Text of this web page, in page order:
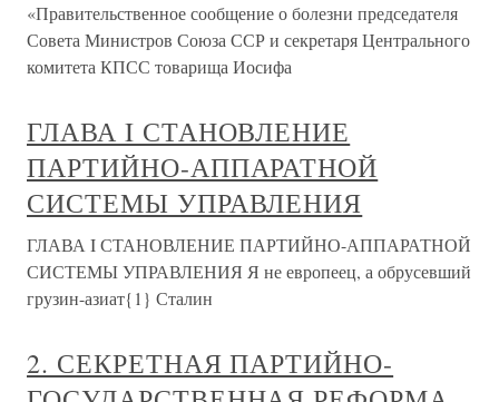
«Правительственное сообщение о болезни председателя
Совета Министров Союза ССР и секретаря Центрального
комитета КПСС товарища Иосифа
ГЛАВА I СТАНОВЛЕНИЕ
ПАРТИЙНО-АППАРАТНОЙ
СИСТЕМЫ УПРАВЛЕНИЯ
ГЛАВА I СТАНОВЛЕНИЕ ПАРТИЙНО-АППАРАТНОЙ
СИСТЕМЫ УПРАВЛЕНИЯ Я не европеец, а обрусевший
грузин-азиат{1} Сталин
2. СЕКРЕТНАЯ ПАРТИЙНО-